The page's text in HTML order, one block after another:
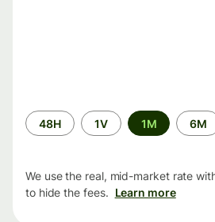
Time
period
48H 1V 1M 6M
We use the real, mid-market rate
to hide the fees. Learn more